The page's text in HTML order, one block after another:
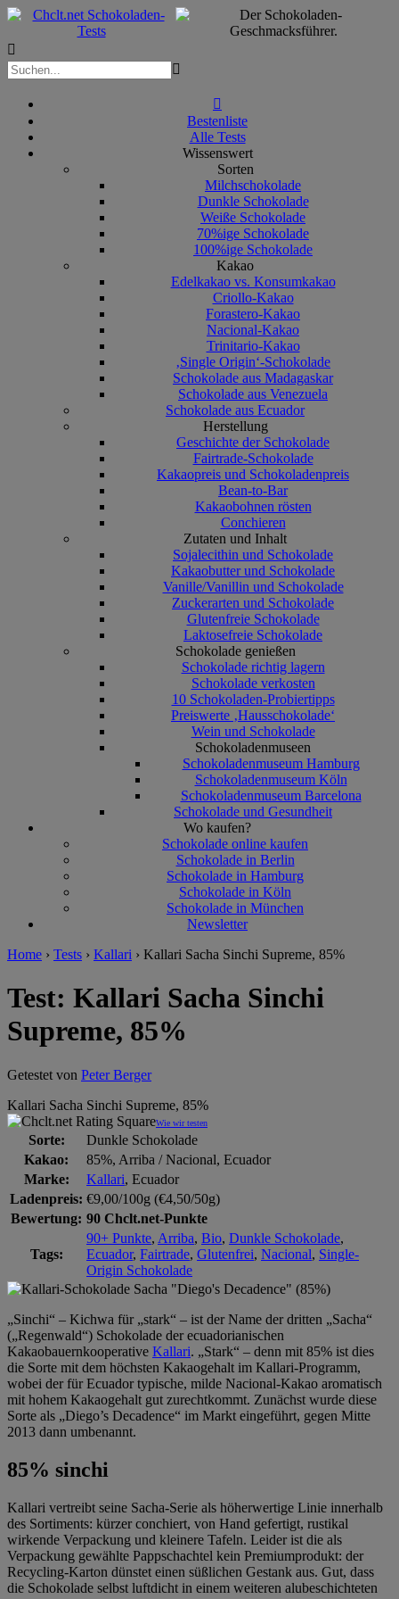



Bestenliste
Alle Tests
Wissenswert
Sorten
Milchschokolade
Dunkle Schokolade
Weiße Schokolade
70%ige Schokolade
100%ige Schokolade
Kakao
Edelkakao vs. Konsumkakao
Criollo-Kakao
Forastero-Kakao
Nacional-Kakao
Trinitario-Kakao
‚Single Origin‘-Schokolade
Schokolade aus Madagaskar
Schokolade aus Venezuela
Schokolade aus Ecuador
Herstellung
Geschichte der Schokolade
Fairtrade-Schokolade
Kakaopreis und Schokoladenpreis
Bean-to-Bar
Kakaobohnen rösten
Conchieren
Zutaten und Inhalt
Sojalecithin und Schokolade
Kakaobutter und Schokolade
Vanille/Vanillin und Schokolade
Zuckerarten und Schokolade
Glutenfreie Schokolade
Laktosefreie Schokolade
Schokolade genießen
Schokolade richtig lagern
Schokolade verkosten
10 Schokoladen-Probiertipps
Preiswerte ‚Hausschokolade‘
Wein und Schokolade
Schokoladenmuseen
Schokoladenmuseum Hamburg
Schokoladenmuseum Köln
Schokoladenmuseum Barcelona
Schokolade und Gesundheit
Wo kaufen?
Schokolade online kaufen
Schokolade in Berlin
Schokolade in Hamburg
Schokolade in Köln
Schokolade in München
Newsletter
Home › Tests › Kallari › Kallari Sacha Sinchi Supreme, 85%
Test: Kallari Sacha Sinchi
Supreme, 85%
Getestet von Peter Berger
Kallari Sacha Sinchi Supreme, 85%
Wie wir testen
Sorte:
Dunkle Schokolade
Kakao:
85%, Arriba / Nacional, Ecuador
Marke:
Kallari, Ecuador
Ladenpreis: €9,00/100g (€4,50/50g)
Bewertung: 90 Chclt.net-Punkte
Tags:
90+ Punkte, Arriba, Bio, Dunkle Schokolade,
Ecuador, Fairtrade, Glutenfrei, Nacional, Single-
Origin Schokolade
„Sinchi“ – Kichwa für „stark“ – ist der Name der dritten „Sacha“
(„Regenwald“) Schokolade der ecuadorianischen
Kakaobauernkooperative Kallari. „Stark“ – denn mit 85% ist dies
die Sorte mit dem höchsten Kakaogehalt im Kallari-Programm,
wobei der für Ecuador typische, milde Nacional-Kakao aromatisch
mit hohem Kakaogehalt gut zurechtkommt. Zunächst wurde diese
Sorte als „Diego’s Decadence“ im Markt eingeführt, gegen Mitte
2013 dann umbenannt.
85% sinchi
Kallari vertreibt seine Sacha-Serie als höherwertige Linie innerhalb
des Sortiments: kürzer conchiert, von Hand gefertigt, rustikal
wirkende Verpackung und kleinere Tafeln. Leider ist die als
Verpackung gewählte Pappschachtel kein Premiumprodukt: der
Recycling-Karton dünstet einen süßlichen Gestank aus. Gut, dass
die Schokolade selbst luftdicht in einem weiteren alubeschichteten